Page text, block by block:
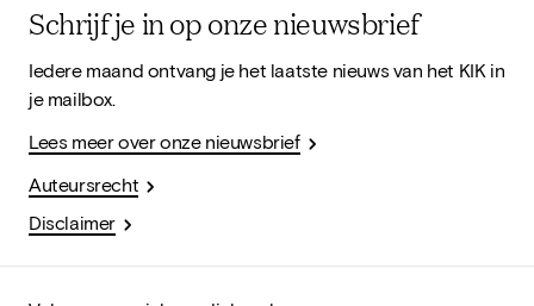
Schrijf je in op onze nieuwsbrief
Iedere maand ontvang je het laatste nieuws van het KIK in
je mailbox.
Lees meer over onze nieuwsbrief
Auteursrecht
Disclaimer